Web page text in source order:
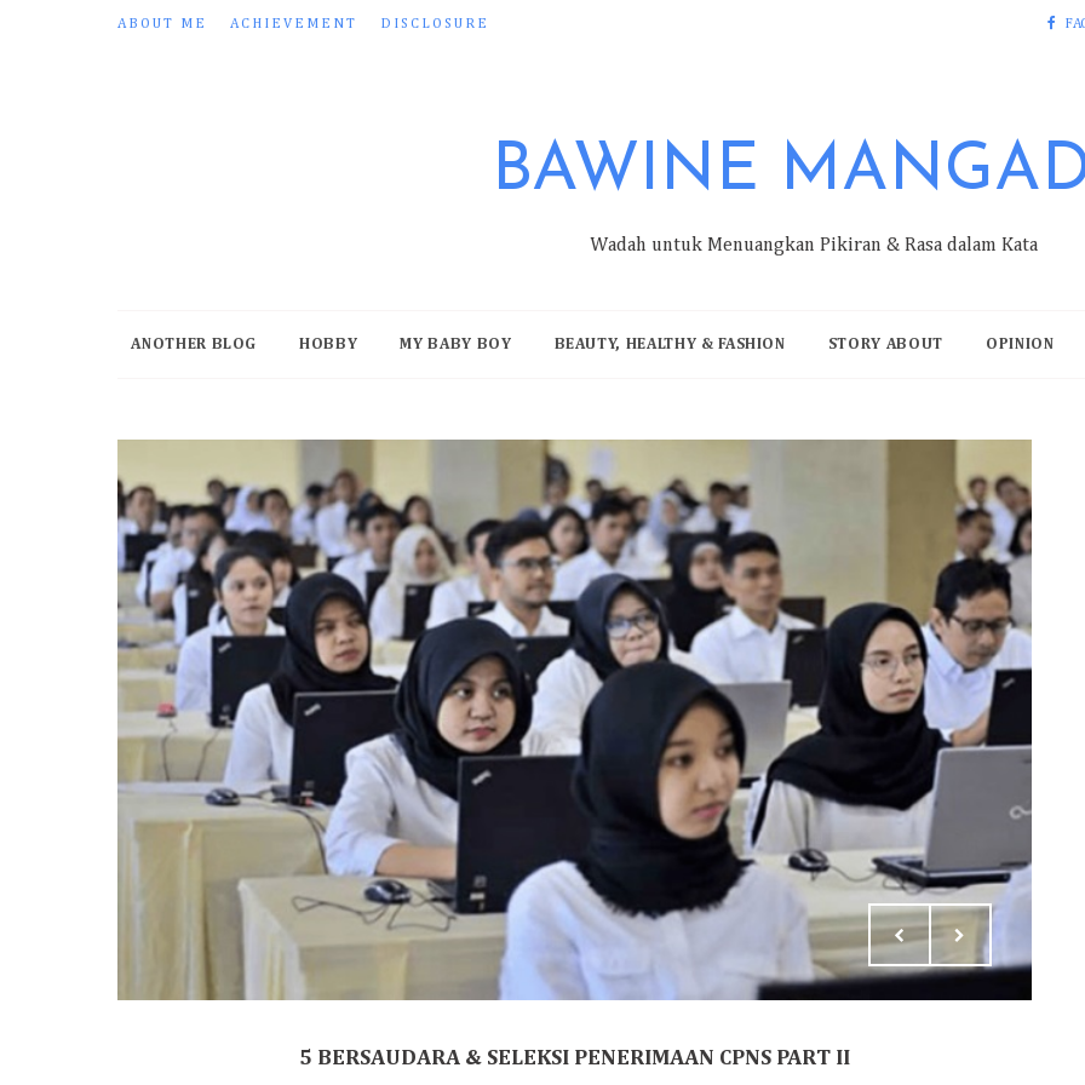
ABOUT ME ACHIEVEMENT DISCLOSURE
BAWINE
Wadah untuk Menuangkan Pikiran & Rasa dalam Kata
ANOTHER BLOG HOBBY MY BABY BOY BEAUTY, HEALTHY & FASHION STORY ABOUT OPINION
5 BERSAUDARA & SELEKSI PENERIMAAN CPNS PART II